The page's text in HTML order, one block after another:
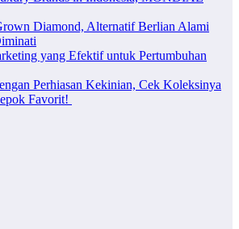
Diamond, Alternatif Berlian Alami
yang Efektif untuk Pertumbuhan
Perhiasan Kekinian, Cek Koleksinya
Favorit!